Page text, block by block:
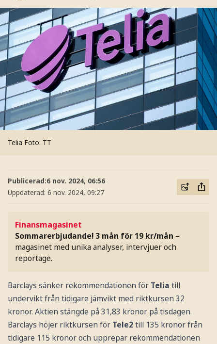
Telia Foto: TT
Publicerad:6 nov. 2024, 06:56
Uppdaterad: 6 nov. 2024, 09:27
Finansmagasinet
Sommarerbjudande! 3 mån för 19 kr/mån –
magasinet med unika analyser, intervjuer och
reportage.
Barclays sänker rekommendationen för Telia till
undervikt från tidigare jämvikt med riktkursen 32
kronor. Aktien stängde på 31,83 kronor på tisdagen.
Barclays höjer riktkursen för Tele2till 135 kronor från
tidigare 115 kronor och upprepar rekommendationen